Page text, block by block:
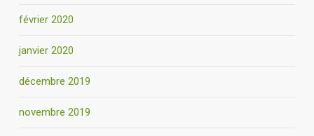
février 2020
janvier 2020
décembre 2019
novembre 2019